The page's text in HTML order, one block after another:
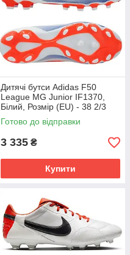
Дитячі бутси Adidas F50
League MG Junior IF1370,
Білий, Розмір (EU) - 38 2/3
Готово до відправки
3 335 ₴
Купити